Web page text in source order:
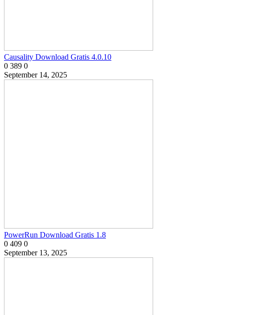
Causality Download Gratis 4.0.10
0 389 0
September 14, 2025
PowerRun Download Gratis 1.8
0 409 0
September 13, 2025